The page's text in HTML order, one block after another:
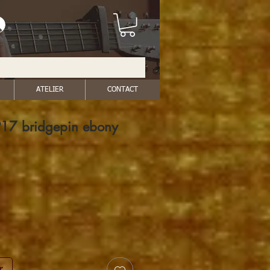
ATELIER CONTACT
bridgepin ebony